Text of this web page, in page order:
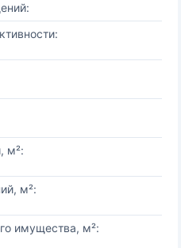
м²:
м²:
имущества, м²: